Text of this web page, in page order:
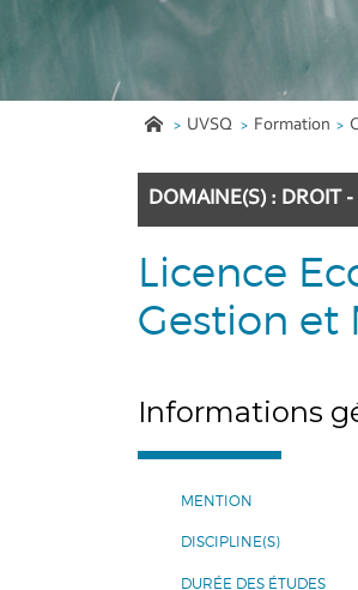
UVSQ Formation
DOMAINE(S) : DROIT
Licence
Gestion et
Informations
MENTION
DISCIPLINE(S)
DURÉE DES ÉTUDES